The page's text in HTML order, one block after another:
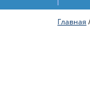
Главная